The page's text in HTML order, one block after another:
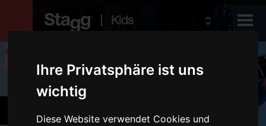
Ihre Privatsphäre ist uns
wichtig
Diese Website verwendet Cookies und
Kids
Produkte
Becken und Percussion